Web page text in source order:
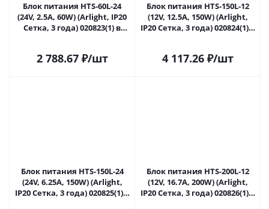
Блок питания HTS-60L-24
(24V, 2.5A, 60W) (Arlight, IP20
Сетка, 3 года) 020823(1) в
2 788.67₽/шт
Блок питания HTS-150L-12
(12V, 12.5A, 150W) (Arlight,
IP20 Сетка, 3 года) 020824(1) в
4 117.26₽/шт
Блок питания HTS-150L-24
(24V, 6.25A, 150W) (Arlight,
IP20 Сетка, 3 года) 020825(1) в
Блок питания HTS-200L-12
(12V, 16.7A, 200W) (Arlight,
IP20 Сетка, 3 года) 020826(1) в